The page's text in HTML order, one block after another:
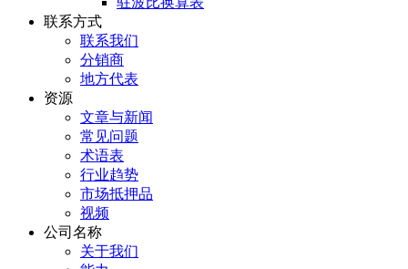
联系方式
联系我们
分销商
地方代表
资源
文章与新闻
常见问题
术语表
行业趋势
市场抵押品
视频
公司名称
关于我们